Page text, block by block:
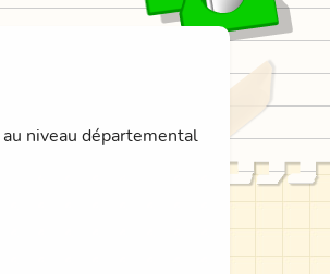
niveau départemental